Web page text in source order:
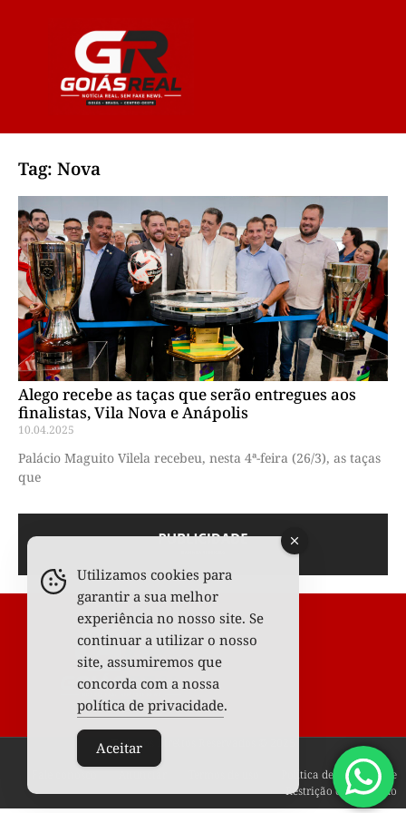
Tag: Nova
Alego recebe as taças que serão entregues aos
finalistas, Vila Nova e Anápolis
10.04.2025
Palácio Maguito Vilela recebeu, nesta 4ª-feira (26/3), as taças
que
Todos os Direitos Reservados © 2025
Política de privacidade
Restrição de conteúdo
Utilizamos cookies para
garantir a sua melhor
experiência no nosso site. Se
continuar a utilizar o nosso
site, assumiremos que
concorda com a nossa
política de privacidade.
Aceitar